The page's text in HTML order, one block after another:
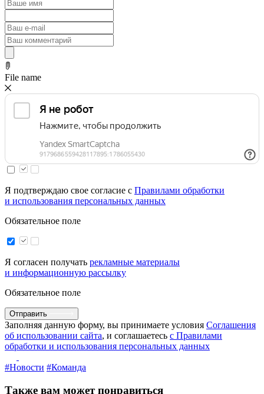
File name
Я подтверждаю свое согласие с Правилами обработки
и использования персональных данных
Обязательное поле
Я согласен получать рекламные материалы
и информационную рассылку
Обязательное поле
Отправить
Заполняя данную форму, вы принимаете условия Соглашения
об использовании сайта, и соглашаетесь с Правилами
обработки и использования персональных данных
#Новости #Команда
Также вам может понравиться